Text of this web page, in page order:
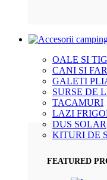
OALE SI
CANI SI
GALETI
SURSE DE
TACAMURI
LAZI
DUS SOLAR
KITURI DE
FEATURED